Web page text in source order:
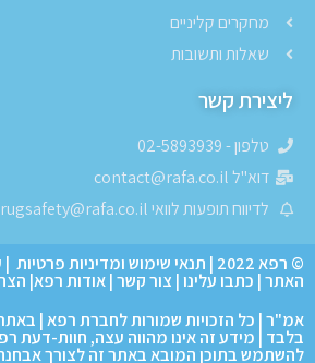
מחקרים קליניים
שאלות ותשובות
ליצירת קשר
טלפון - 02-5893939
דוא"ל contact@rafa.co.il
לדיווח תופעות לוואי drugsafety@rafa.co.il
© רפא 2022 | תנאי שימוש ומדיניות פרטיות |
האתר| כתבו עלינו| צור קשר|אודות רפא|
אמ"ר | כל הזכויות שמורות לחברת רפא |
בלבד | מידע זה אינו מהווה עצה, חוות-דעת
להשתמש בתוכן המובא באתר זה לצורך